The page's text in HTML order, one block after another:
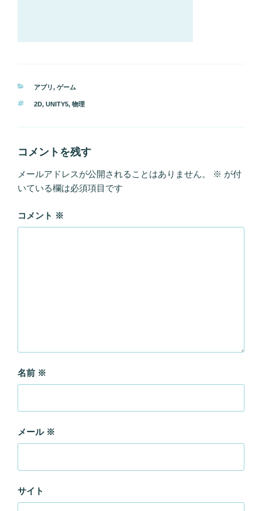
カ
ゴ
ー
アプリ, ゲーム
タ
2D, UNITY5, 物理
コメントを残す
メールアドレスが公開されることはありません。 ※ が付
いている欄は必須項目です
コメント ※
名前 ※
メール ※
サイト